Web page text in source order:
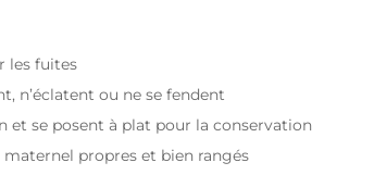
les fuites
n’éclatent ou ne se fendent
se posent à plat pour la conservation
propres et bien rangés